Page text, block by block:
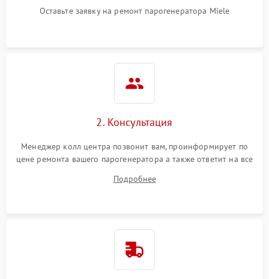
Оставьте заявку на ремонт парогенератора Miele
2. Консультация
Менеджер колл центра позвонит вам, проинформирует по
цене ремонта вашего парогенератора а также ответит на все
Подробнее